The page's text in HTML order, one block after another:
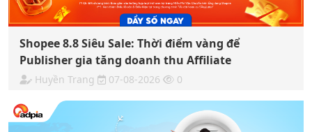
Shopee 8.8 Siêu Sale: Thời điểm vàng để
Publisher gia tăng doanh thu Affiliate
Huyền Trang 07-08-2026 0